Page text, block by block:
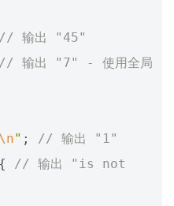
// 输出 "45"
// 输出 "7" - 使用全局
\n" ;
// 输出 "1"
{
// 输出 "is not